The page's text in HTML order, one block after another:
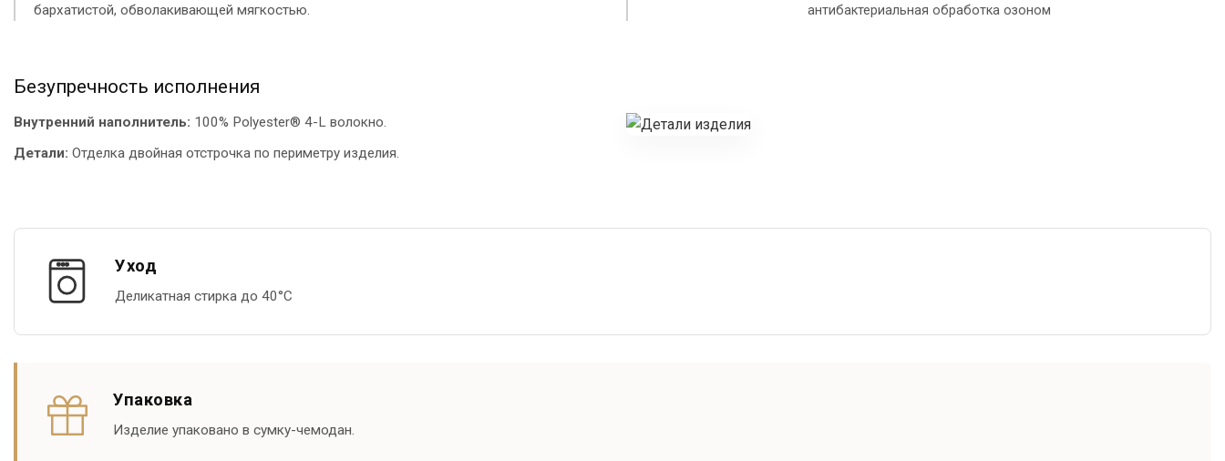
бархатистой, обволакивающей мягкостью.
антибактериальная обработка озоном
Безупречность исполнения
Внутренний наполнитель: 100% Polyester® 4-L волокно.
Детали: Отделка двойная отстрочка по периметру изделия.
Уход
Деликатная стирка до 40°С
Упаковка
Изделие упаковано в сумку-чемодан.